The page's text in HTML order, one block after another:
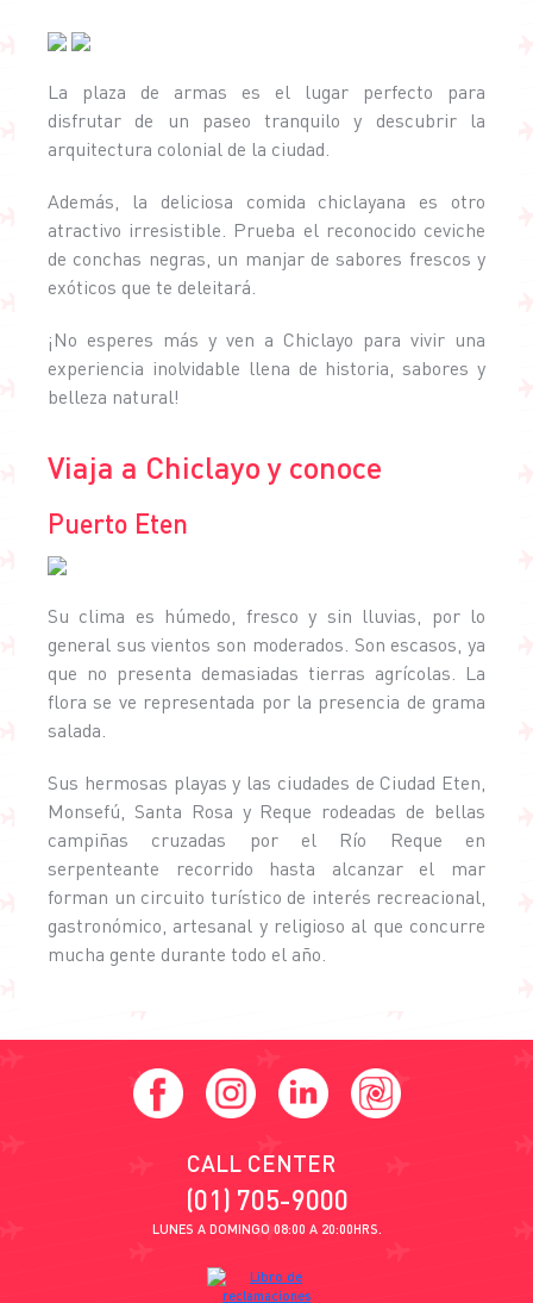
La plaza de armas es el lugar perfecto para
disfrutar de un paseo tranquilo y descubrir la
arquitectura colonial de la ciudad.
Además, la deliciosa comida chiclayana es otro
atractivo irresistible. Prueba el reconocido ceviche
de conchas negras, un manjar de sabores frescos y
exóticos que te deleitará.
¡No esperes más y ven a Chiclayo para vivir una
experiencia inolvidable llena de historia, sabores y
belleza natural!
Viaja a Chiclayo y conoce
Puerto Eten
Su clima es húmedo, fresco y sin lluvias, por lo
general sus vientos son moderados. Son escasos, ya
que no presenta demasiadas tierras agrícolas. La
flora se ve representada por la presencia de grama
salada.
Sus hermosas playas y las ciudades de Ciudad Eten,
Monsefú, Santa Rosa y Reque rodeadas de bellas
campiñas cruzadas por el Río Reque en
serpenteante recorrido hasta alcanzar el mar
forman un circuito turístico de interés recreacional,
gastronómico, artesanal y religioso al que concurre
mucha gente durante todo el año.
CALL CENTER
(01) 705-9000
LUNES A DOMINGO 08:00 A 20:00HRS.